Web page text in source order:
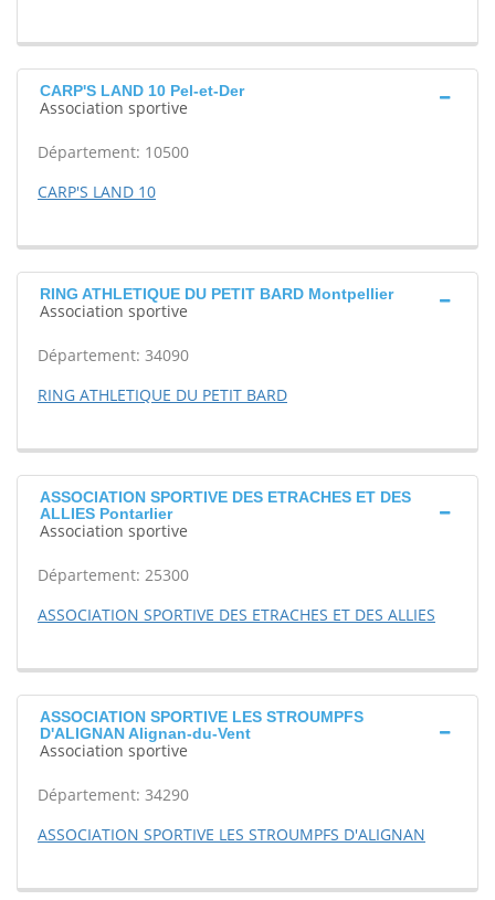
CARP'S LAND 10 Pel-et-Der
Association sportive
Département: 10500
CARP'S LAND 10
RING ATHLETIQUE DU PETIT BARD Montpellier
Association sportive
Département: 34090
RING ATHLETIQUE DU PETIT BARD
ASSOCIATION SPORTIVE DES ETRACHES ET DES
ALLIES Pontarlier
Association sportive
Département: 25300
ASSOCIATION SPORTIVE DES ETRACHES ET DES ALLIES
ASSOCIATION SPORTIVE LES STROUMPFS
D'ALIGNAN Alignan-du-Vent
Association sportive
Département: 34290
ASSOCIATION SPORTIVE LES STROUMPFS D'ALIGNAN